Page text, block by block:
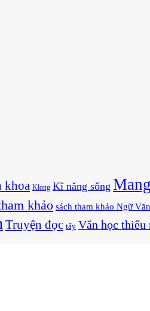
khoa Klong Kĩ năng sống
khảo sách tham khảo Ngữ Văn
Truyện đọc tẩy Văn học thiếu